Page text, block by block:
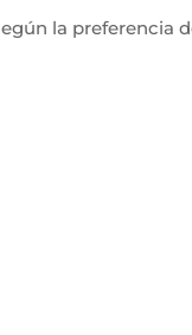
la preferencia